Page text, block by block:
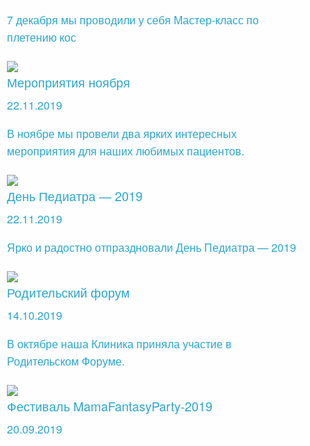
7 декабря мы проводили у себя Мастер-класс по
плетению кос
Мероприятия ноября
22.11.2019
В ноябре мы провели два ярких интересных
мероприятия для наших любимых пациентов.
День Педиатра — 2019
22.11.2019
Ярко и радостно отпраздновали День Педиатра — 2019
Родительский форум
14.10.2019
В октябре наша Клиника приняла участие в
Родительском Форуме.
Фестиваль MamaFantasyParty-2019
20.09.2019